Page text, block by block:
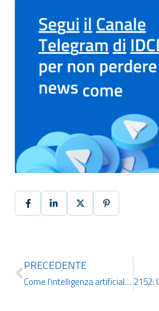
PRECEDENTE
Come l’intelligenza artificiale disegna il futuro del design